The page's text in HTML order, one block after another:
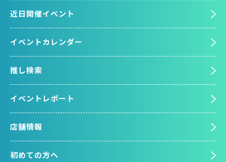
近日開催イベント
イベントカレンダー
推し検索
イベントレポート
店舗情報
初めての方へ